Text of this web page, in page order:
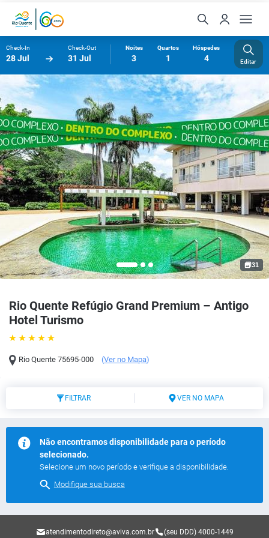
Check-In
28 Jul
Check-Out
31 Jul
Noites
3
Quartos
1
Hóspedes
4 Editar
Rio Quente Refúgio Grand Premium – Antigo
Hotel Turismo
Rio Quente 75695-000 (Ver no Mapa)
31
FILTRAR VER NO MAPA
Não encontramos disponibilidade para o período
selecionado.
Selecione um novo período e verifique a disponibilidade.
Modifique sua busca
atendimentodireto@aviva.com.br (seu DDD) 4000-1449